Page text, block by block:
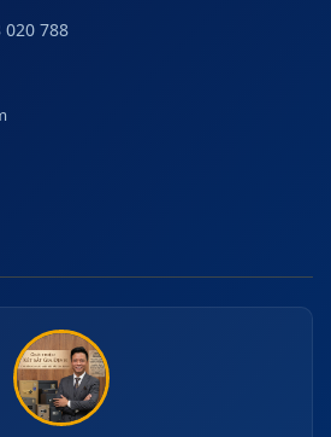
020 788